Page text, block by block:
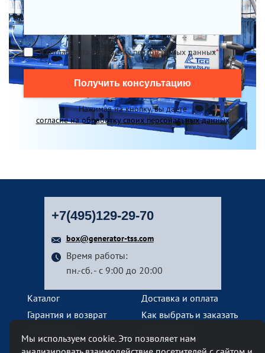
Я согласен на обработку персональных данных*
Получить консультацию
Нажимая на кнопку, вы даете
согласие на обработку своих персональных данных
+7(495)129-29-70
box@generator-tss.com
Время работы:
пн.-сб. - с 9:00 до 20:00
Каталог
Доставка и оплата
Гарантия и возврат
Как выбрать и заказать
Контакты
Мы используем cookie. Это позволяет нам